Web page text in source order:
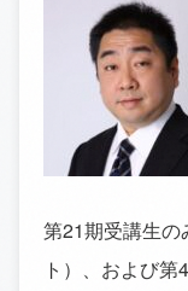
第21期受講生の
ト）、および